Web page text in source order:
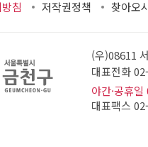
침 저작권정책 찾아오
(우)08611
대표전화
야간·공휴
대표팩스